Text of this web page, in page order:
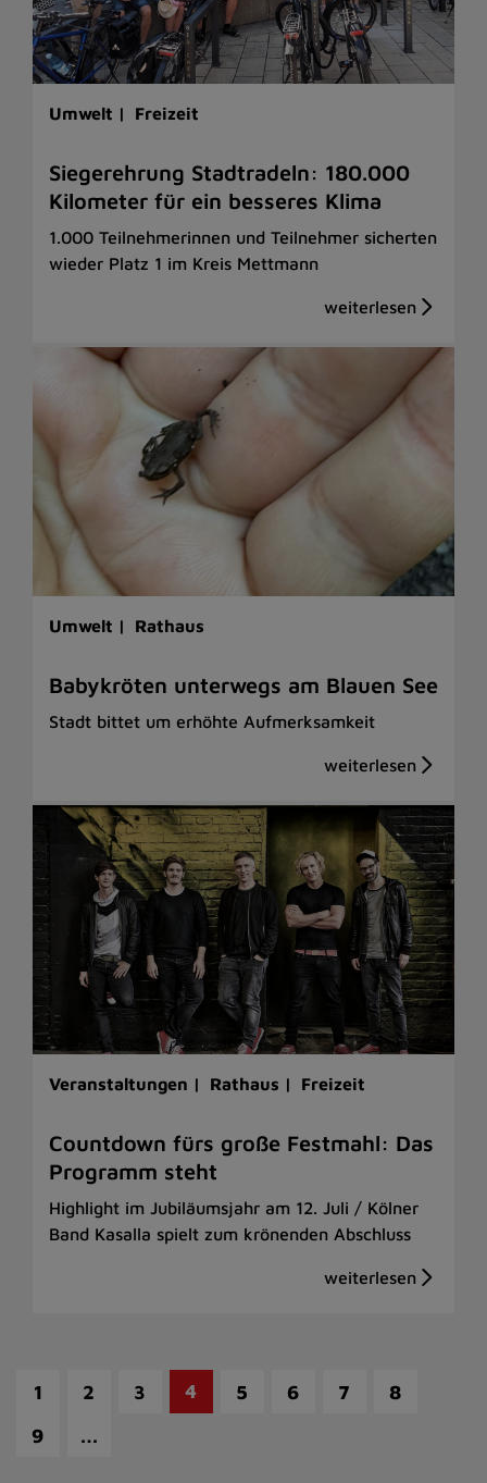
Umwelt | Freizeit
Siegerehrung Stadtradeln: 180.000
Kilometer für ein besseres Klima
1.000 Teilnehmerinnen und Teilnehmer sicherten
wieder Platz 1 im Kreis Mettmann
Umwelt | Rathaus
Babykröten unterwegs am Blauen See
Stadt bittet um erhöhte Aufmerksamkeit
Veranstaltungen | Rathaus | Freizeit
Countdown fürs große Festmahl: Das
Programm steht
Highlight im Jubiläumsjahr am 12. Juli / Kölner
Band Kasalla spielt zum krönenden Abschluss
1 2 3 4 5 6 7
8
9
…